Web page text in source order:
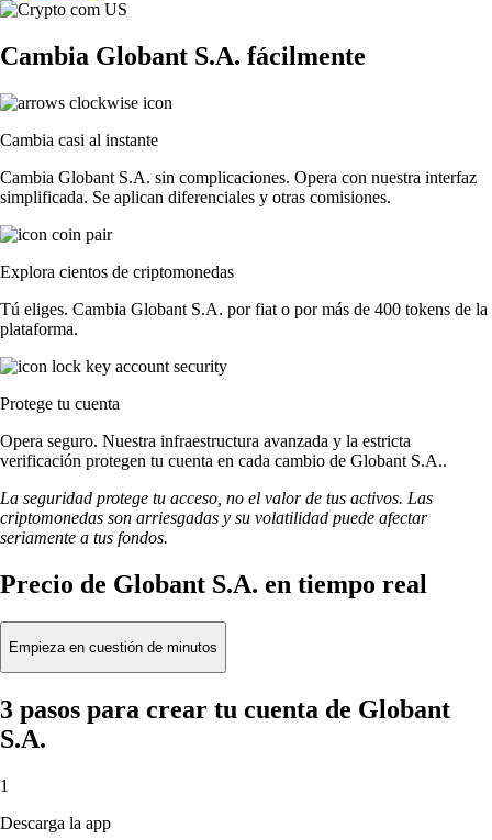
Cambia Globant S.A. fácilmente
Cambia casi al instante
Cambia Globant S.A. sin complicaciones. Opera con nuestra interfaz
simplificada. Se aplican diferenciales y otras comisiones.
Explora cientos de criptomonedas
Tú eliges. Cambia Globant S.A. por fiat o por más de 400 tokens de la
plataforma.
Protege tu cuenta
Opera seguro. Nuestra infraestructura avanzada y la estricta
verificación protegen tu cuenta en cada cambio de Globant S.A..
La seguridad protege tu acceso, no el valor de tus activos. Las
criptomonedas son arriesgadas y su volatilidad puede afectar
seriamente a tus fondos.
Precio de Globant S.A. en tiempo real
Empieza en cuestión de minutos
3 pasos para crear tu cuenta de Globant
S.A.
1
Descarga la app